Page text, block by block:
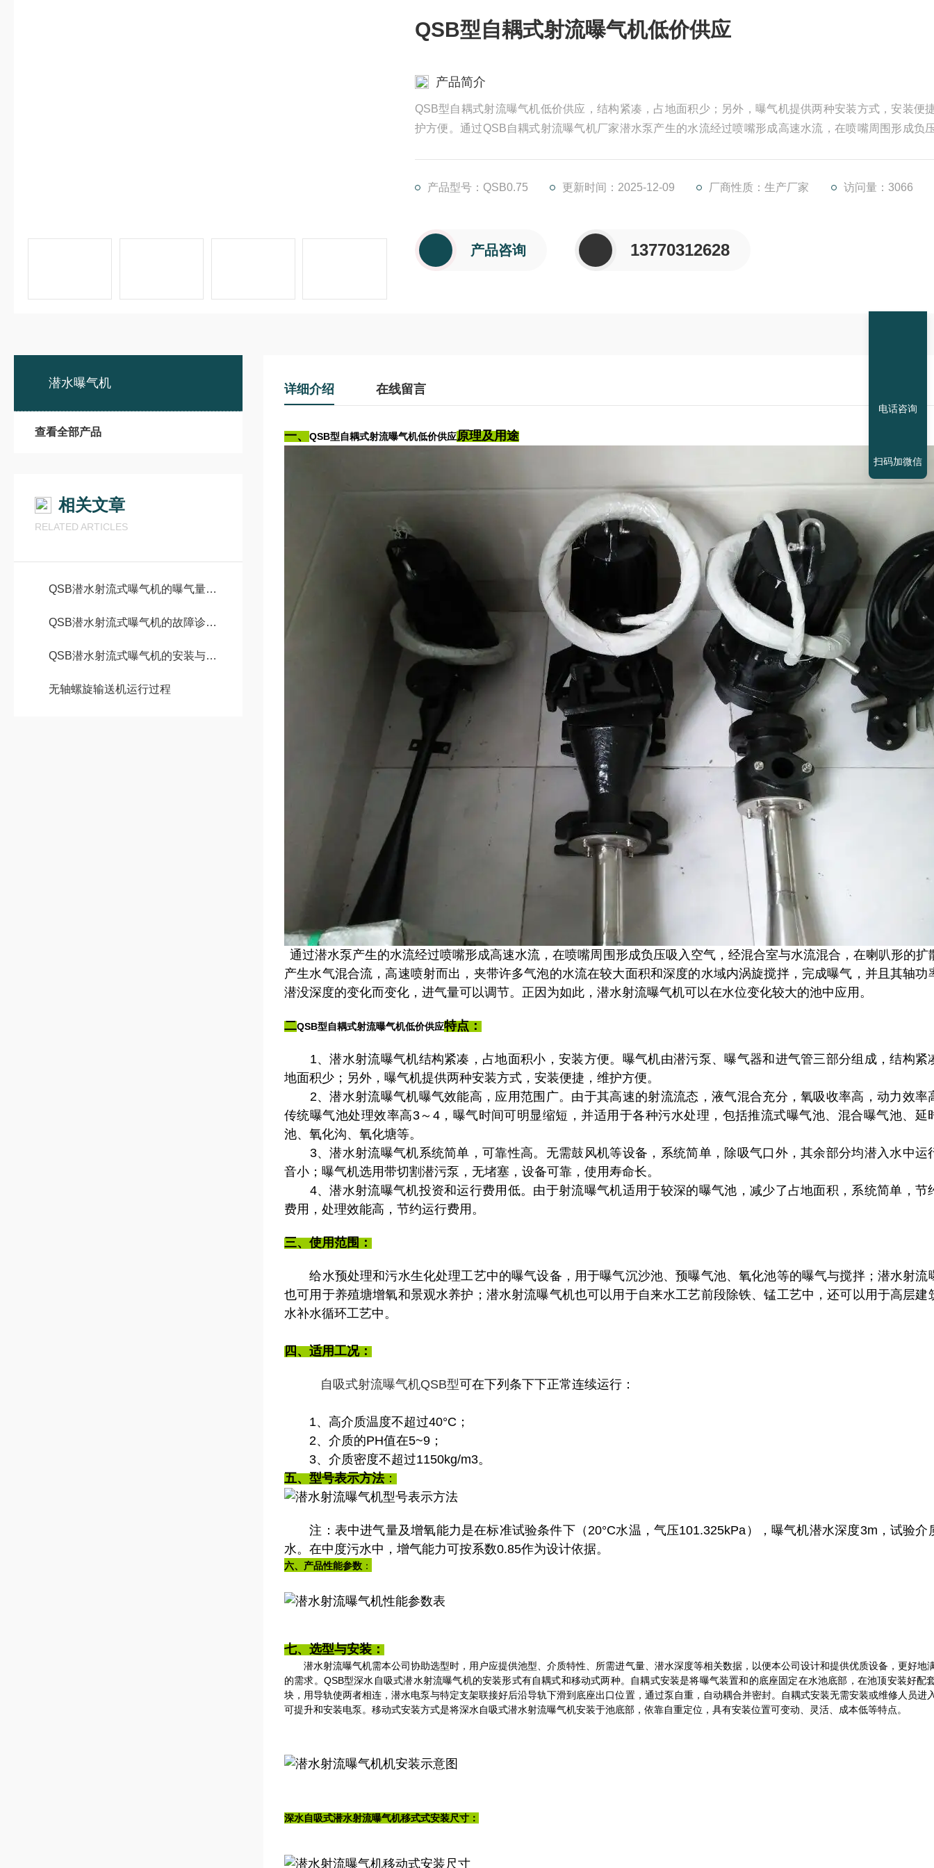
QSB型自耦式射流曝气机低价供应
产品简介
QSB型自耦式射流曝气机低价供应，结构紧凑，占地面积少；另外，曝气机提供两种安装方式，安装便
护方便。通过QSB自耦式射流曝气机厂家潜水泵产生的水流经过喷嘴形成高速水流，在喷嘴周围形成负
产品型号：QSB0.75
更新时间：2025-12-09 厂商性质：生产厂家 访问量：3066
产品咨询 13770312628
潜水曝气机
查看全部产品
相关文章
RELATED ARTICLES
QSB潜水射流式曝气机的曝气量与适用范围
QSB潜水射流式曝气机的故障诊断与排除
QSB潜水射流式曝气机的安装与调试
无轴螺旋输送机运行过程
详细介绍 在线留言
一、 QSB型自耦式射流曝气机低价供应原理及用途
通过潜水泵产生的水流经过喷嘴形成高速水流，在喷嘴周围形成负压吸入空气，经混合室与水流混合，在喇叭形的扩
产生水气混合流，高速喷射而出，夹带许多气泡的水流在较大面积和深度的水域内涡旋搅拌，完成曝气，并且其轴功
潜没深度的变化而变化，进气量可以调节。正因为如此，潜水射流曝气机可以在水位变化较大的池中应用。
二QSB型自耦式射流曝气机低价供应特点：
1、潜水射流曝气机结构紧凑，占地面积小，安装方便。曝气机由潜污泵、曝气器和进气管三部分组成，结构紧
地面积少；另外，曝气机提供两种安装方式，安装便捷，维护方便。
2、潜水射流曝气机曝气效能高，应用范围广。由于其高速的射流流态，液气混合充分，氧吸收率高，动力效率
传统曝气池处理效率高3～4，曝气时间可明显缩短，并适用于各种污水处理，包括推流式曝气池、混合曝气池、延
池、氧化沟、氧化塘等。
3、潜水射流曝气机系统简单，可靠性高。无需鼓风机等设备，系统简单，除吸气口外，其余部分均潜入水中运
音小；曝气机选用带切割潜污泵，无堵塞，设备可靠，使用寿命长。
4、潜水射流曝气机投资和运行费用低。由于射流曝气机适用于较深的曝气池，减少了占地面积，系统简单，节
费用，处理效能高，节约运行费用。
三、 使用范围：
给水预处理和污水生化处理工艺中的曝气设备，用于曝气沉沙池、预曝气池、氧化池等的曝气与搅拌；潜水射流
也可用于养殖塘增氧和景观水养护；潜水射流曝气机也可以用于自来水工艺前段除铁、锰工艺中，还可以用于高层建
水补水循环工艺中。
四、适用工况：
自吸式射流曝气机QSB型可在下列条下下正常连续运行：
1、高介质温度不超过40°C；
2、介质的PH值在5~9；
3、介质密度不超过1150kg/m3。
五、型号表示方法：
注：表中进气量及增氧能力是在标准试验条件下（20°C水温，气压101.325kPa），曝气机潜水深度3m，试验介
水。在中度污水中，增气能力可按系数0.85作为设计依据。
六、产品性能参数 ：
七、选型与安装：
潜水射流曝气机需本公司协助选型时，用户应提供池型、介质特性、所需进气量、潜水深度等相关数据，以便本公司设计和提供优质设备，更好地
的需求。QSB型深水自吸式潜水射流曝气机的安装形式有自耦式和移动式两种。自耦式安装是将曝气装置和的底座固定在水池底部，在池顶安装好配
块，用导轨使两者相连，潜水电泵与特定支架联接好后沿导轨下滑到底座出口位置，通过泵自重，自动耦合并密封。自耦式安装无需安装或维修人员进
可提升和安装电泵。移动式安装方式是将深水自吸式潜水射流曝气机安装于池底部，依靠自重定位，具有安装位置可变动、灵活、成本低等特点。
深水自吸式潜水射流曝气机移式式安装尺寸：
电话咨询
扫码加微信